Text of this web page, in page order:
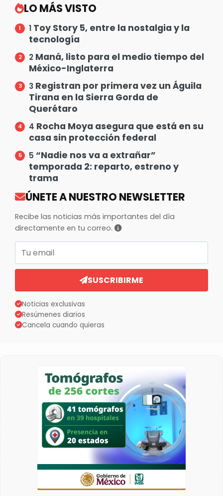
LO MÁS VISTO
1 Toy Story 5, entre la nostalgia y la
tecnología
2 Maná, listo para el medio tiempo del
México-Inglaterra
3 Registran por primera vez un Águila
Tirana en la Sierra Gorda de
Querétaro
4 Rocha Moya asegura que está en su
casa sin protección federal
5 “Nadie nos va a extrañar”
temporada 2: reparto, estreno y
trama
ÚNETE A NUESTRO NEWSLETTER
Recibe las noticias más importantes del día
directamente en tu correo.
Correo electrónico
SUSCRIBIRME
Noticias exclusivas
Resúmenes diarios
Cancela cuando quieras